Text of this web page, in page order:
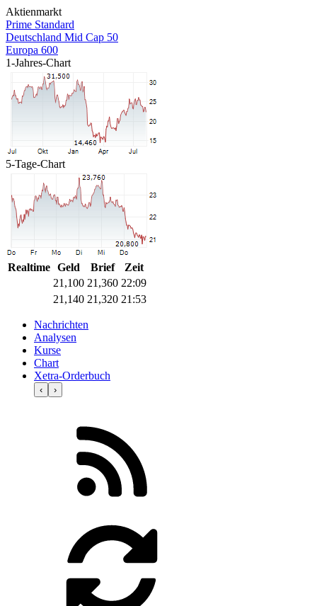
Aktienmarkt
Prime Standard
Deutschland Mid Cap 50
Europa 600
1-Jahres-Chart
5-Tage-Chart
Realtime Geld Brief
Zeit
21,100 21,360 22:09
21,140 21,320 21:53
Nachrichten
Analysen
Kurse
Chart
Xetra-Orderbuch
‹ ›